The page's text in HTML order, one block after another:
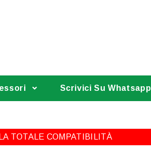
Scrivici Su Whatsapp
TOTALE COMPATIBILITÀ